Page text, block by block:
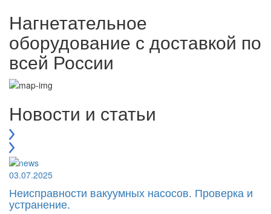
Нагнетательное
оборудование с доставкой по
всей России
Новости и статьи
03.07.2025
Неисправности вакуумных насосов. Проверка и
устранение.